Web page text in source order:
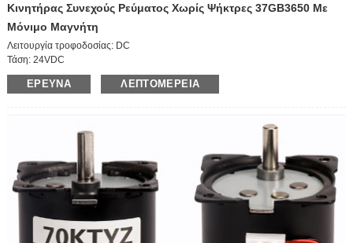
Κινητήρας Συνεχούς Ρεύματος Χωρίς Ψήκτρες 37GB3650 Με
Μόνιμο Μαγνήτη
Λειτουργία τροφοδοσίας: DC
Τάση: 24VDC
Ταχύτητα λειτουργίας: κινητήρας υψηλής ταχύτητας
Ισχύς: 15W
Κατεύθυνση: Αριστερά/Δεξιά
Ρεύμα: 1.1A
Ταχύτητα κινητήρα: 600 στροφές/λεπτό
Μέγεθος συσκευασίας: 42*30*37CM (70 τεμάχια)
ΈΡΕΥΝΑ ΛΕΠΤΟΜΈΡΕΙΑ